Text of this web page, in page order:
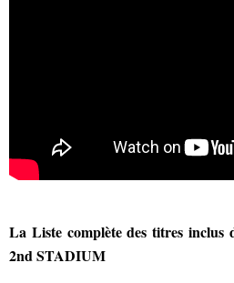
La Liste complète des titres
2nd STADIUM